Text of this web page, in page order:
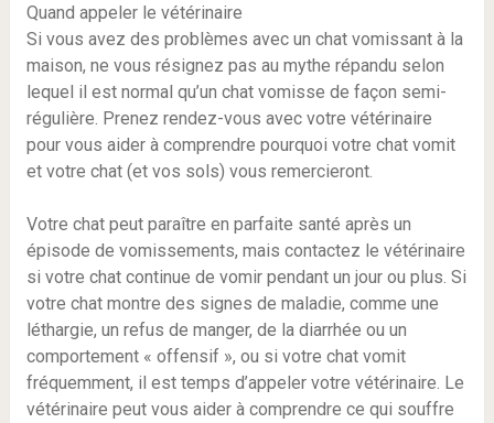
Quand appeler le vétérinaire
Si vous avez des problèmes avec un chat vomissant à la
maison, ne vous résignez pas au mythe répandu selon
lequel il est normal qu’un chat vomisse de façon semi-
régulière. Prenez rendez-vous avec votre vétérinaire
pour vous aider à comprendre pourquoi votre chat vomit
et votre chat (et vos sols) vous remercieront.
Votre chat peut paraître en parfaite santé après un
épisode de vomissements, mais contactez le vétérinaire
si votre chat continue de vomir pendant un jour ou plus. Si
votre chat montre des signes de maladie, comme une
léthargie, un refus de manger, de la diarrhée ou un
comportement « offensif », ou si votre chat vomit
fréquemment, il est temps d’appeler votre vétérinaire. Le
vétérinaire peut vous aider à comprendre ce qui souffre